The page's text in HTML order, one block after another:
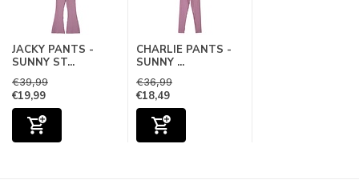
JACKY PANTS -
SUNNY ST...
€39,99
€19,99
CHARLIE PANTS -
SUNNY ...
€36,99
€18,49